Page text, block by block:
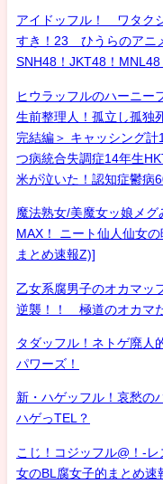
アイドッフル！ ワタク
すき！23 ひうらのアニ
SNH48！JKT48！
ヒウラッフルのハーニー
生前整理人！孤立し孤独
完結編＞ キャッシング
つ病統合失調症14年生
米が泣いた！認知症鬱病
魔法熟女/美魔女ッ娘メ
MAX！ ニート仙人仙女
まとめ速報Z)]
乙女系腐男子のオカマ
逆襲！！ 極道のオカマ
タダッフル！ネトゲ廃人
パワーズ！
新・ハゲッフル！哀愁の
ハゲっTEL？
こじ！コジッフル@！-
女のBL腐女子的まとめ速